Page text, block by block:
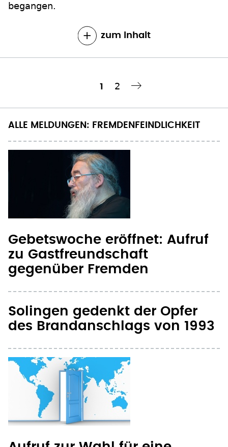
begangen.
zum Inhalt
Aktuelle
1 Seite
2
ALLE MELDUNGEN: FREMDENFEINDLICHKEIT
Gebetswoche eröffnet: Aufruf
zu Gastfreundschaft
gegenüber Fremden
Solingen gedenkt der Opfer
des Brandanschlags von 1993